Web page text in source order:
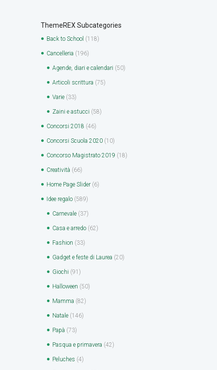
ThemeREX Subcategories
Back to School (118)
Cancelleria (196)
Agende, diari e calendari (50)
Articoli scrittura (75)
Varie (33)
Zaini e astucci (58)
Concorsi 2018 (46)
Concorsi Scuola 2020 (10)
Concorso Magistrato 2019 (18)
Creatività (66)
Home Page Slider (6)
Idee regalo (589)
Carnevale (37)
Casa e arredo (62)
Fashion (33)
Gadget e feste di Laurea (20)
Giochi (91)
Halloween (50)
Mamma (82)
Natale (146)
Papà (73)
Pasqua e primavera (42)
Peluches (4)